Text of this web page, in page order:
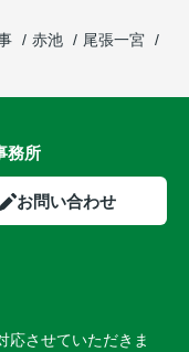
赤池
尾張一宮
務所
お問い合わせ
応させていただきま